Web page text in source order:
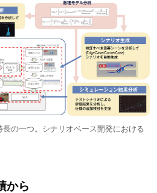
の一つ。シナリオベース開発における
から